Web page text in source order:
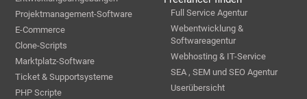
Projektmanagement-Software
E-Commerce
Clone-Scripts
Marktplatz-Software
Ticket & Supportsysteme
PHP Scripte
Full Service Agentur
Webentwicklung &
Softwareagentur
Webhosting & IT-Service
SEA , SEM und SEO Agentur
Userübersicht